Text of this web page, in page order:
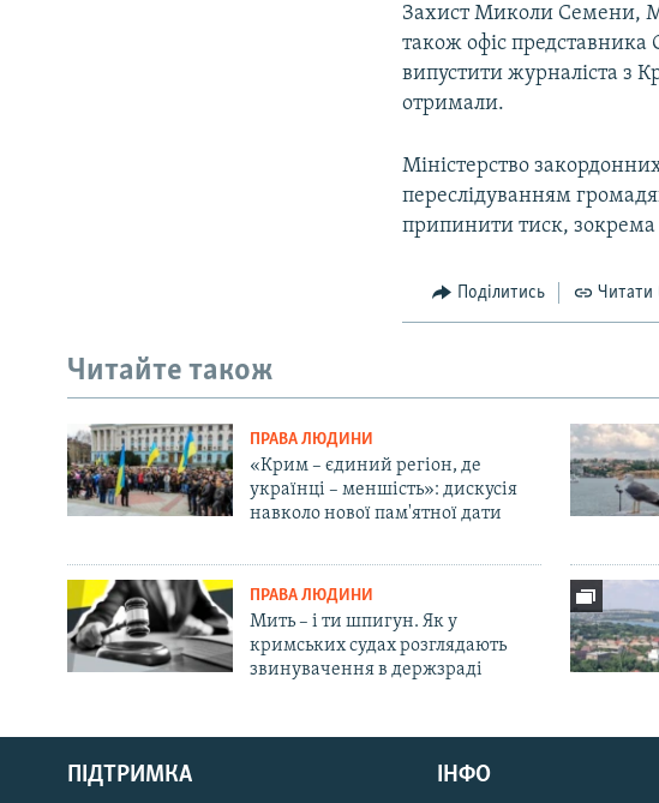
Русский
Qırımtatar
Захист Миколи Семени,
також офіс представника
випустити журналіста з
отримали.
Міністерство
переслідуванням
припинити тиск,
Поділитись Читати
Читайте також
ПРАВА ЛЮДИНИ
«Крим – єдиний регіон, де
українці – меншість»: дискусія
навколо нової пам'ятної дати
ПРАВА ЛЮДИНИ
Мить – і ти шпигун. Як у
кримських судах розглядають
звинувачення в держзраді
ПІДТРИМКА ІНФО